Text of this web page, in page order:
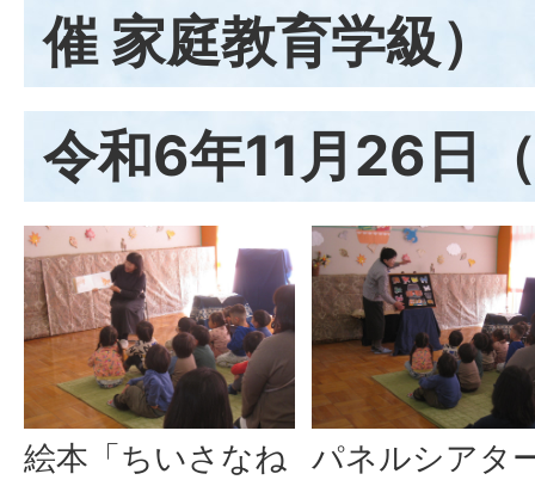
催 家庭教育学級）
令和6年11月26日
絵本「ちいさなね
パネルシアタ